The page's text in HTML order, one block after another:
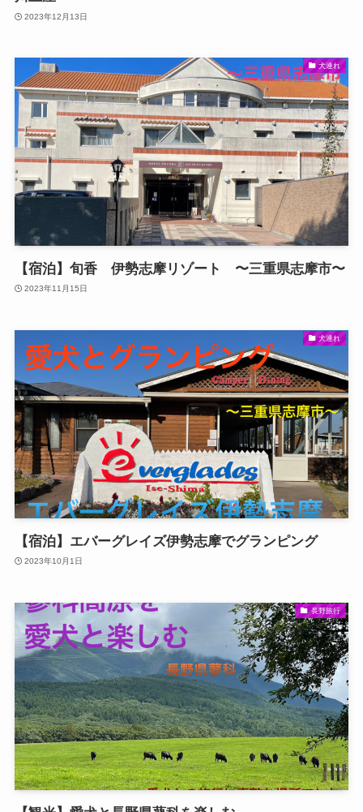
2023年12月13日
犬連れ
【宿泊】旬香 伊勢志摩リゾート 〜三重県志摩市〜
2023年11月15日
犬連れ
【宿泊】エバーグレイズ伊勢志摩でグランピング
2023年10月1日
長野旅行